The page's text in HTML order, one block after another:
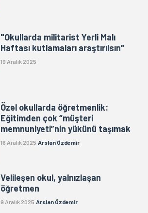
"Okullarda militarist Yerli Malı
Haftası kutlamaları araştırılsın"
19 Aralık 2025
Özel okullarda öğretmenlik:
Eğitimden çok “müşteri
memnuniyeti”nin yükünü taşımak
16 Aralık 2025 Arslan Özdemir
Velileşen okul, yalnızlaşan
öğretmen
9 Aralık 2025 Arslan Özdemir